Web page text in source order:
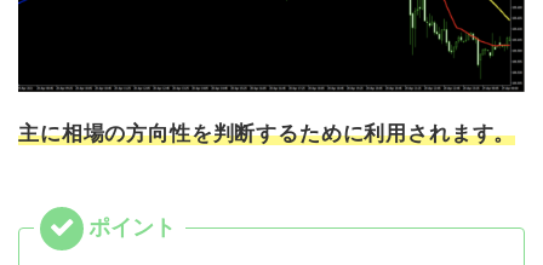
主に相場の方向性を判断するために利用されます。